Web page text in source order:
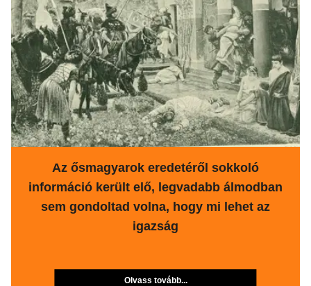
Az ősmagyarok eredetéről sokkoló
információ került elő, legvadabb álmodban
sem gondoltad volna, hogy mi lehet az
igazság
Olvass tovább...